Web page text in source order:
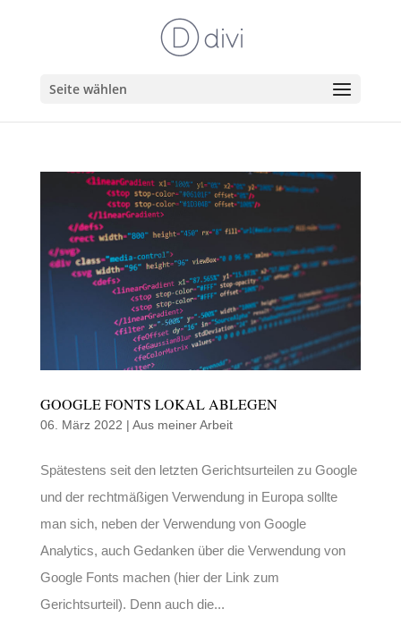
Seite wählen
GOOGLE FONTS LOKAL ABLEGEN
06. März 2022 | Aus meiner Arbeit
Spätestens seit den letzten Gerichtsurteilen zu Google
und der rechtmäßigen Verwendung in Europa sollte
man sich, neben der Verwendung von Google
Analytics, auch Gedanken über die Verwendung von
Google Fonts machen (hier der Link zum
Gerichtsurteil). Denn auch die...